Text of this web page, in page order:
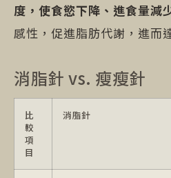
度，使食慾下降、進食量減
感性，促進脂肪代謝，進而
消脂針 vs. 瘦瘦針
比
較
項
目
消脂針